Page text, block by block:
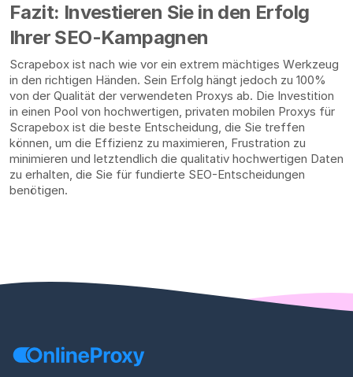
Fazit: Investieren Sie in den Erfolg
Ihrer SEO-Kampagnen
Scrapebox ist nach wie vor ein extrem mächtiges Werkzeug
in den richtigen Händen. Sein Erfolg hängt jedoch zu 100%
von der Qualität der verwendeten Proxys ab. Die Investition
in einen Pool von hochwertigen, privaten mobilen Proxys für
Scrapebox ist die beste Entscheidung, die Sie treffen
können, um die Effizienz zu maximieren, Frustration zu
minimieren und letztendlich die qualitativ hochwertigen Daten
zu erhalten, die Sie für fundierte SEO-Entscheidungen
benötigen.